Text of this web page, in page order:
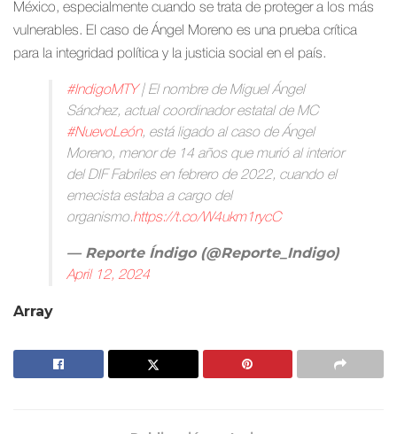
México, especialmente cuando se trata de proteger a los más
vulnerables. El caso de Ángel Moreno es una prueba crítica
para la integridad política y la justicia social en el país.
#IndigoMTY| El nombre de Miguel Ángel
Sánchez, actual coordinador estatal de MC
#NuevoLeón, está ligado al caso de Ángel
Moreno, menor de 14 años que murió al interior
del DIF Fabriles en febrero de 2022, cuando el
emecista estaba a cargo del
organismo.https://t.co/W4ukm1rycC
— Reporte Índigo (@Reporte_Indigo)
April 12, 2024
Array